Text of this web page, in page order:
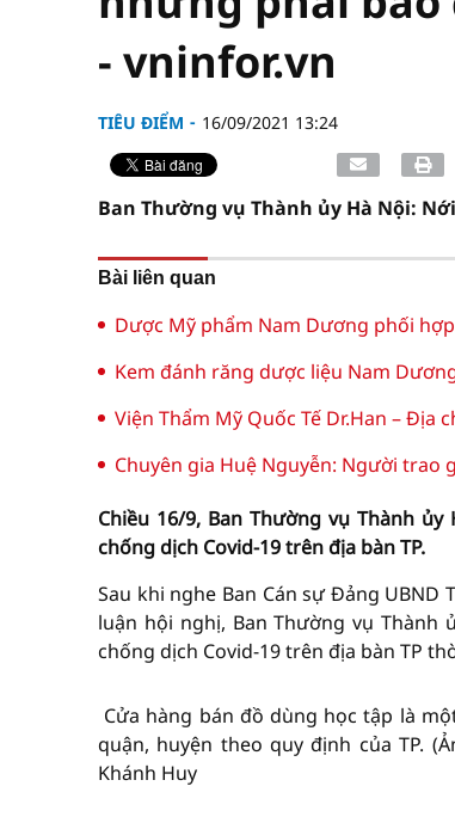
- vninfor.vn
TIÊU ĐIỂM 16/09/2021 13:24
Ban Thường vụ Thành ủy Hà Nội:
Bài liên quan
Dược Mỹ phẩm Nam Dương phối
Kem đánh răng dược liệu Nam
Viện Thẩm Mỹ Quốc Tế Dr.Han – Địa
Chuyên gia Huệ Nguyễn: Người trao
Chiều 16/9, Ban Thường vụ Thành
chống dịch Covid-19 trên địa bàn TP.
Sau khi nghe Ban Cán sự Đảng UBND
luận hội nghị, Ban Thường vụ Thành
chống dịch Covid-19 trên địa bàn TP
Cửa hàng bán đồ dùng học tập là
quận, huyện theo quy định của TP.
Khánh Huy